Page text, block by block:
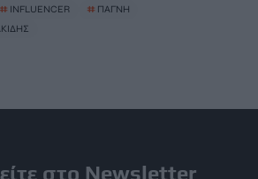
# INFLUENCER # ΠΑΓΝΗ
στο Newsletter